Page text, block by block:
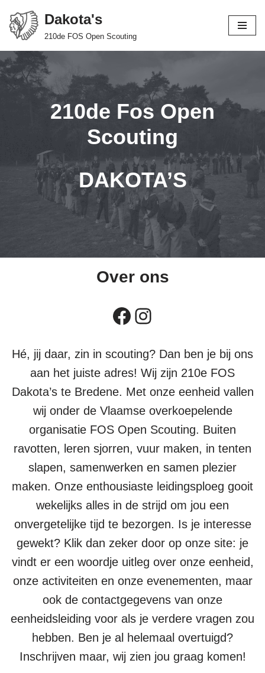
Spring
de
inhoud
Dakota's
210de FOS Open Scouting
210de Fos Open
Scouting
DAKOTA’S
Over ons
Hé, jij daar, zin in scouting? Dan ben je bij ons
aan het juiste adres! Wij zijn 210e FOS
Dakota’s te Bredene. Met onze eenheid vallen
wij onder de Vlaamse overkoepelende
organisatie FOS Open Scouting. Buiten
ravotten, leren sjorren, vuur maken, in tenten
slapen, samenwerken en samen plezier
maken. Onze enthousiaste leidingsploeg gooit
wekelijks alles in de strijd om jou een
onvergetelijke tijd te bezorgen. Is je interesse
gewekt? Klik dan zeker door op onze site: je
vindt er een woordje uitleg over onze eenheid,
onze activiteiten en onze evenementen, maar
ook de contactgegevens van onze
eenheidsleiding voor als je verdere vragen zou
hebben. Ben je al helemaal overtuigd?
Inschrijven maar, wij zien jou graag komen!